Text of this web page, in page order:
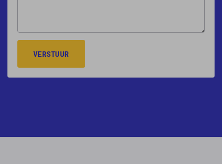
VERSTUUR